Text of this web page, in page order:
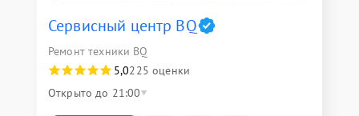
Сервисный центр BQ
Ремонт техники BQ
5,0225 оценки
Открыто до 21:00